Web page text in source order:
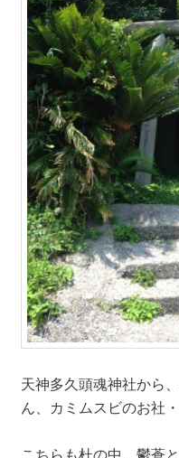
天神多久頭魂神社から
ん、カミムスビのお社